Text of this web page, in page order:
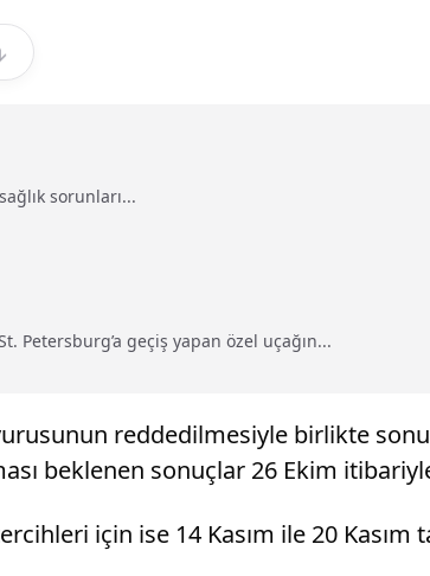
sorunları...
Petersburg’a geçiş yapan özel uçağın...
reddedilmesiyle birlikte
beklenen sonuçlar 26 Ekim
için ise 14 Kasım ile 20